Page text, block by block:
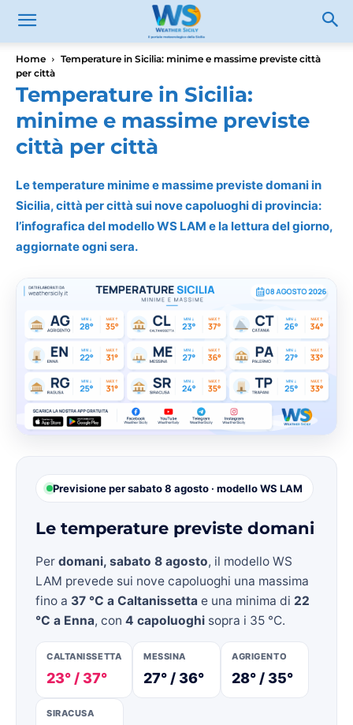
Home
Temperature in Sicilia: minime e massime previste città
per città
Temperature in Sicilia:
minime e massime previste
città per città
Le temperature minime e massime previste domani in
Sicilia, città per città sui nove capoluoghi di provincia:
l’infografica del modello WS LAM e la lettura del giorno,
aggiornate ogni sera.
Previsione per sabato 8 agosto · modello WS LAM
Le temperature previste domani
Per domani, sabato 8 agosto, il modello WS
LAM prevede sui nove capoluoghi una massima
fino a 37 °C a Caltanissetta e una minima di 22
°C a Enna, con 4 capoluoghi sopra i 35 °C.
CALTANISSETTA
23° / 37°
MESSINA
27° / 36°
AGRIGENTO
28° / 35°
SIRACUSA